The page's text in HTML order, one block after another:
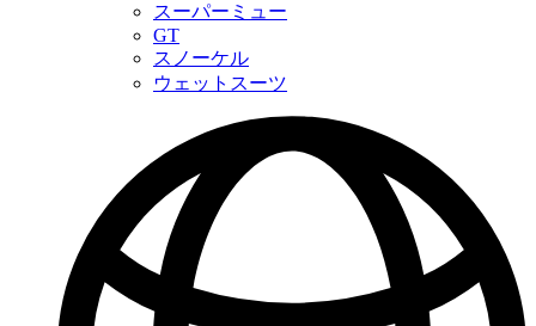
スーパーミュー
GT
スノーケル
ウェットスーツ